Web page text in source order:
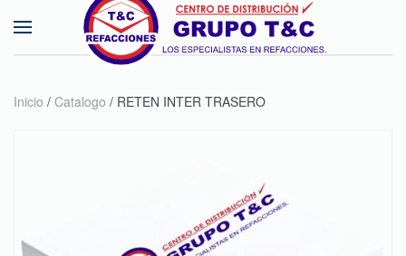
Skip to main content
Inicio / Catalogo / RETEN INTER TRASERO